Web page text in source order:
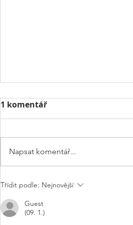
🦞Přátelský turnaj mužů v
1 komentář
Napsat komentář...
Třídit podle: Nejnovější
Guest
(09. 1.)